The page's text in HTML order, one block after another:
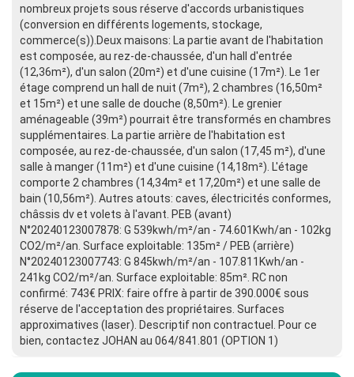
nombreux projets sous réserve d'accords urbanistiques
(conversion en différents logements, stockage,
commerce(s)).Deux maisons: La partie avant de l'habitation
est composée, au rez-de-chaussée, d'un hall d'entrée
(12,36m²), d'un salon (20m²) et d'une cuisine (17m²). Le 1er
étage comprend un hall de nuit (7m²), 2 chambres (16,50m²
et 15m²) et une salle de douche (8,50m²). Le grenier
aménageable (39m²) pourrait être transformés en chambres
supplémentaires. La partie arrière de l'habitation est
composée, au rez-de-chaussée, d'un salon (17,45 m²), d'une
salle à manger (11m²) et d'une cuisine (14,18m²). L'étage
comporte 2 chambres (14,34m² et 17,20m²) et une salle de
bain (10,56m²). Autres atouts: caves, électricités conformes,
châssis dv et volets à l'avant. PEB (avant)
N°20240123007878: G 539kwh/m²/an - 74.601Kwh/an - 102kg
CO2/m²/an. Surface exploitable: 135m² / PEB (arrière)
N°20240123007743: G 845kwh/m²/an - 107.811Kwh/an -
241kg CO2/m²/an. Surface exploitable: 85m². RC non
confirmé: 743€ PRIX: faire offre à partir de 390.000€ sous
réserve de l'acceptation des propriétaires. Surfaces
approximatives (laser). Descriptif non contractuel. Pour ce
bien, contactez JOHAN au 064/841.801 (OPTION 1)